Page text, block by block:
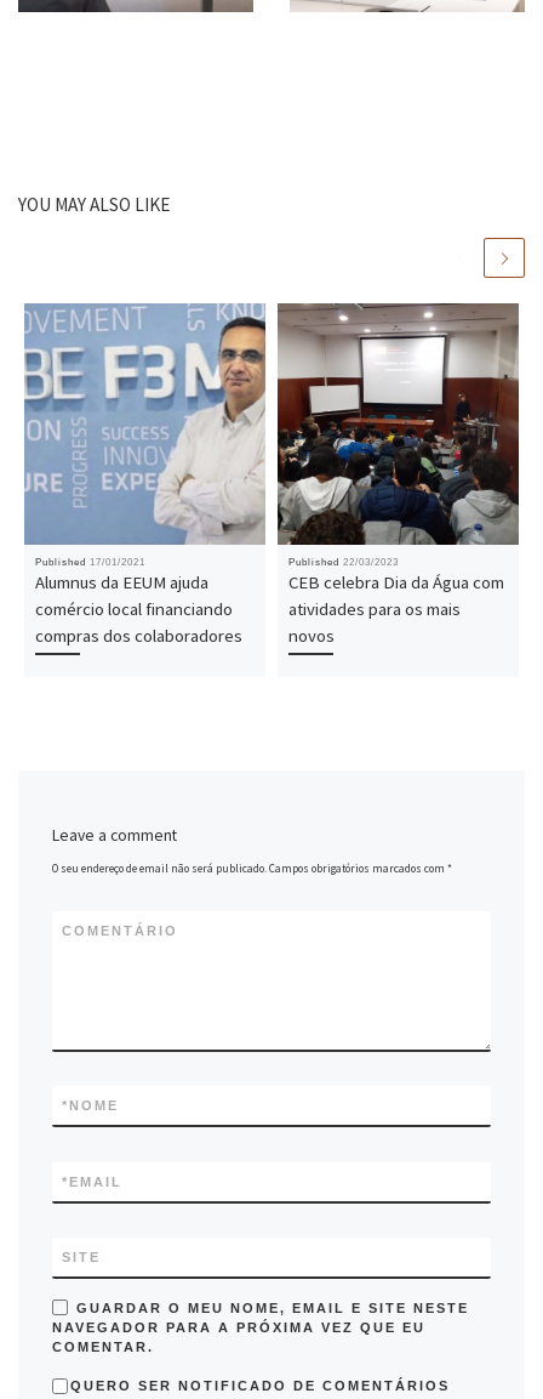
YOU MAY ALSO LIKE
Published 17/01/2021
Alumnus da EEUM ajuda
comércio local financiando
compras dos colaboradores
Published 22/03/2023
CEB celebra Dia da Água com
atividades para os mais
novos
Leave a comment
O seu endereço de email não será publicado.Campos obrigatórios marcados com*
COMENTÁRIO
NOME
*
EMAIL
*
SITE
GUARDAR O MEU NOME, EMAIL E SITE NESTE
NAVEGADOR PARA A PRÓXIMA VEZ QUE EU
COMENTAR.
QUERO SER NOTIFICADO DE COMENTÁRIOS